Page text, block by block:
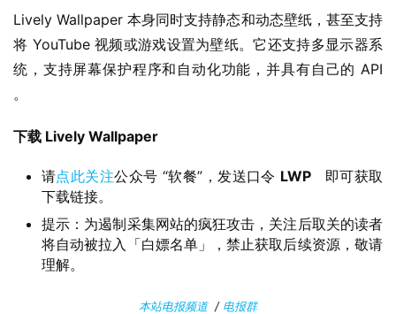
苹
果
Lively Wallpaper 本身同时支持静态和动态壁纸，甚至支持
将 YouTube 视频或游戏设置为壁纸。它还支持多显示器系
统，支持屏幕保护程序和自动化功能，并具有自己的 API
。
下载 Lively Wallpaper
请点此关注公众号 “软餐”，发送口令 LWP
即可获取
下载链接。
提示：为遏制采集网站的疯狂攻击，关注后取关的读者
将自动被拉入「白嫖名单」，禁止获取后续资源，敬请
理解。
本站电报频道/ 电报群